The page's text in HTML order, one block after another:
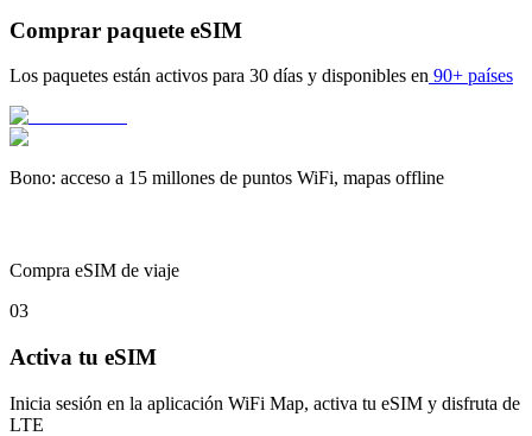
Comprar paquete eSIM
Los paquetes están activos para 30 días y disponibles en 90+ países
Bono: acceso a 15 millones de puntos WiFi, mapas offline
Compra eSIM de viaje
03
Activa tu eSIM
Inicia sesión en la aplicación WiFi Map, activa tu eSIM y disfruta de
LTE